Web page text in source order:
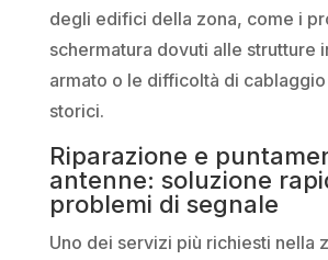
degli edifici della zona, come i
schermatura dovuti alle strutture
armato o le difficoltà di
storici.
Riparazione e
antenne: soluzione
problemi di segnale
Uno dei servizi più richiesti nella